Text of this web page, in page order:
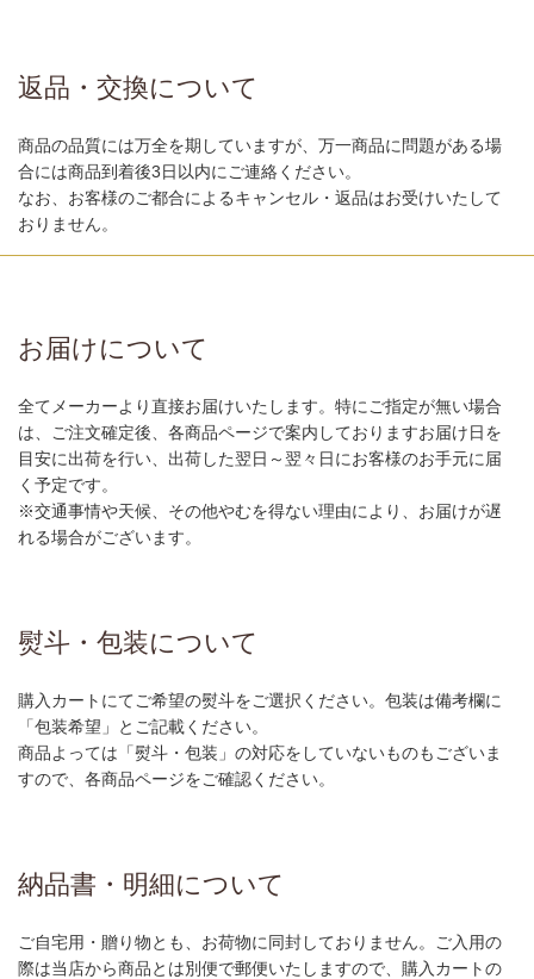
返品・交換について
商品の品質には万全を期していますが、万一商品に問題がある場
合には商品到着後3日以内にご連絡ください。
なお、お客様のご都合によるキャンセル・返品はお受けいたして
おりません。
お届けについて
全てメーカーより直接お届けいたします。特にご指定が無い場合
は、ご注文確定後、各商品ページで案内しておりますお届け日を
目安に出荷を行い、出荷した翌日～翌々日にお客様のお手元に届
く予定です。
※交通事情や天候、その他やむを得ない理由により、お届けが遅
れる場合がございます。
熨斗・包装について
購入カートにてご希望の熨斗をご選択ください。包装は備考欄に
「包装希望」とご記載ください。
商品よっては「熨斗・包装」の対応をしていないものもございま
すので、各商品ページをご確認ください。
納品書・明細について
ご自宅用・贈り物とも、お荷物に同封しておりません。ご入用の
際は当店から商品とは別便で郵便いたしますので、購入カートの